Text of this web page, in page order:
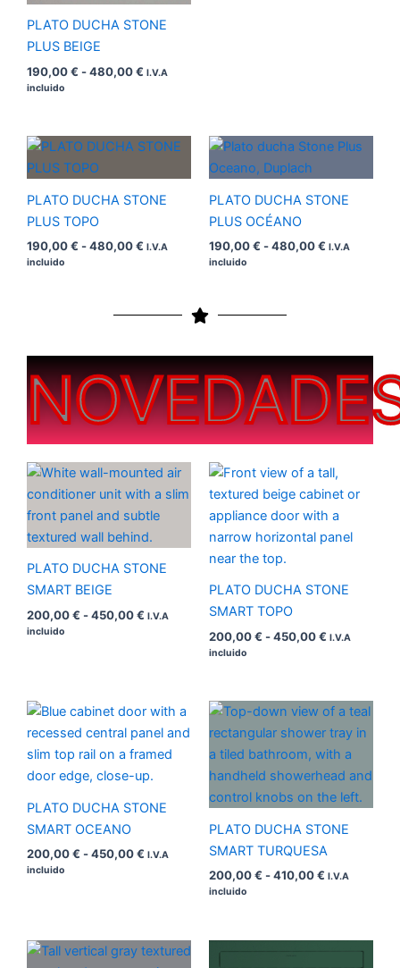
PLATO DUCHA STONE
PLUS BEIGE
190,00€ -480,00€ I.V.A
incluido
PLATO DUCHA STONE
PLUS TOPO
190,00€ -480,00€
Rango
190,00 €
I.V.A
incluido
PLATO DUCHA STONE
PLUS OCÉANO
190,00€ -480,00€
Rango
190,00 €
I.V.A
incluido
PLATO DUCHA STONE
SMART BEIGE
200,00€ -450,00€
Rango
precios:
desde
200,00 €
hasta
I.V.A
incluido
PLATO DUCHA STONE
SMART TOPO
200,00€ -450,00€
Rango
de
precios:
desde
200,00 €
hasta
I.V.A
incluido
PLATO DUCHA STONE
SMART OCEANO
200,00€ -450,00€
Rango
precios:
desde
hasta
I.V.A
incluido
PLATO DUCHA STONE
SMART TURQUESA
200,00€ -410,00€
Rango
precios:
desde
200,00 €
hasta
410,00 €
I.V.A
incluido
Rango